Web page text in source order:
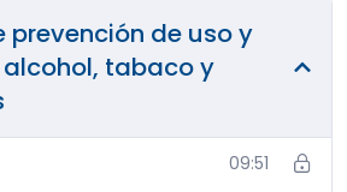
prevención de uso y
tabaco y
09:51